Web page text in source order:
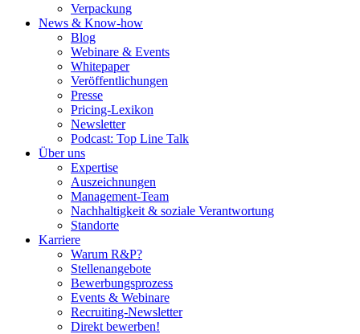
Verpackung
News & Know-how
Blog
Webinare & Events
Whitepaper
Veröffentlichungen
Presse
Pricing-Lexikon
Newsletter
Podcast: Top Line Talk
Über uns
Expertise
Auszeichnungen
Management-Team
Nachhaltigkeit & soziale Verantwortung
Standorte
Karriere
Warum R&P?
Stellenangebote
Bewerbungsprozess
Events & Webinare
Recruiting-Newsletter
Direkt bewerben!